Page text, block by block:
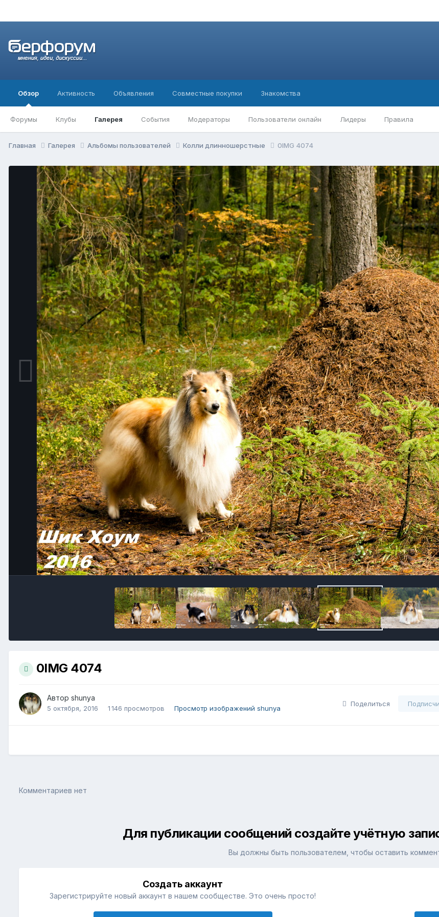
Обзор
Форумы Клубы Галерея События Модераторы Пользователи онлайн Лидеры Правила
Активность Объявления Совместные покупки Знакомства
Главная Галерея Альбомы пользователей Колли длинношерстные 0IMG 4074
0IMG 4074
Автор shunya
5 октября, 2016 1 146 просмотров Просмотр изображений shunya
Поделиться
Комментариев нет
Для публикации сообщений создайте учётную
Вы должны быть пользователем, чтобы оставить
Создать аккаунт
Зарегистрируйте новый аккаунт в нашем сообществе. Это очень просто!